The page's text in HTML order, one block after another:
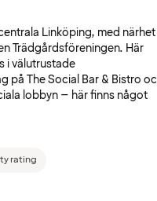
Linköping, med närhet
Trädgårdsföreningen. Här
i välutrustade
på The Social Bar & Bistro
lobbyn – här finns något
rating